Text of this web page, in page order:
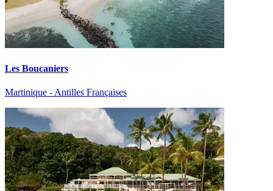
Les Boucaniers
Martinique - Antilles Françaises